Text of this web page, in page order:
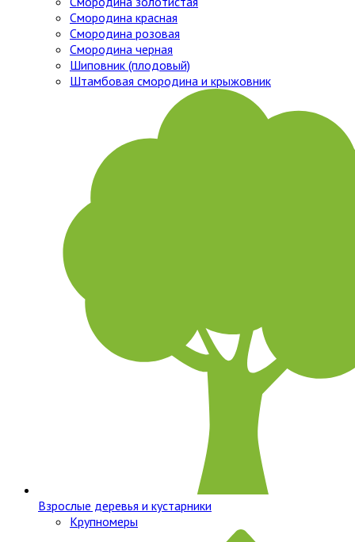
Смородина красная
Смородина розовая
Смородина черная
Шиповник (плодовый)
Штамбовая смородина и крыжовник
Взрослые деревья и кустарники
Крупномеры